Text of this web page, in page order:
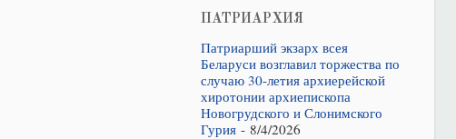
ПАТРИАРХИЯ
Патриарший экзарх всея
Беларуси возглавил торжества по
случаю 30-летия архиерейской
хиротонии архиепископа
Новогрудского и Слонимского
Гурия- 8/4/2026